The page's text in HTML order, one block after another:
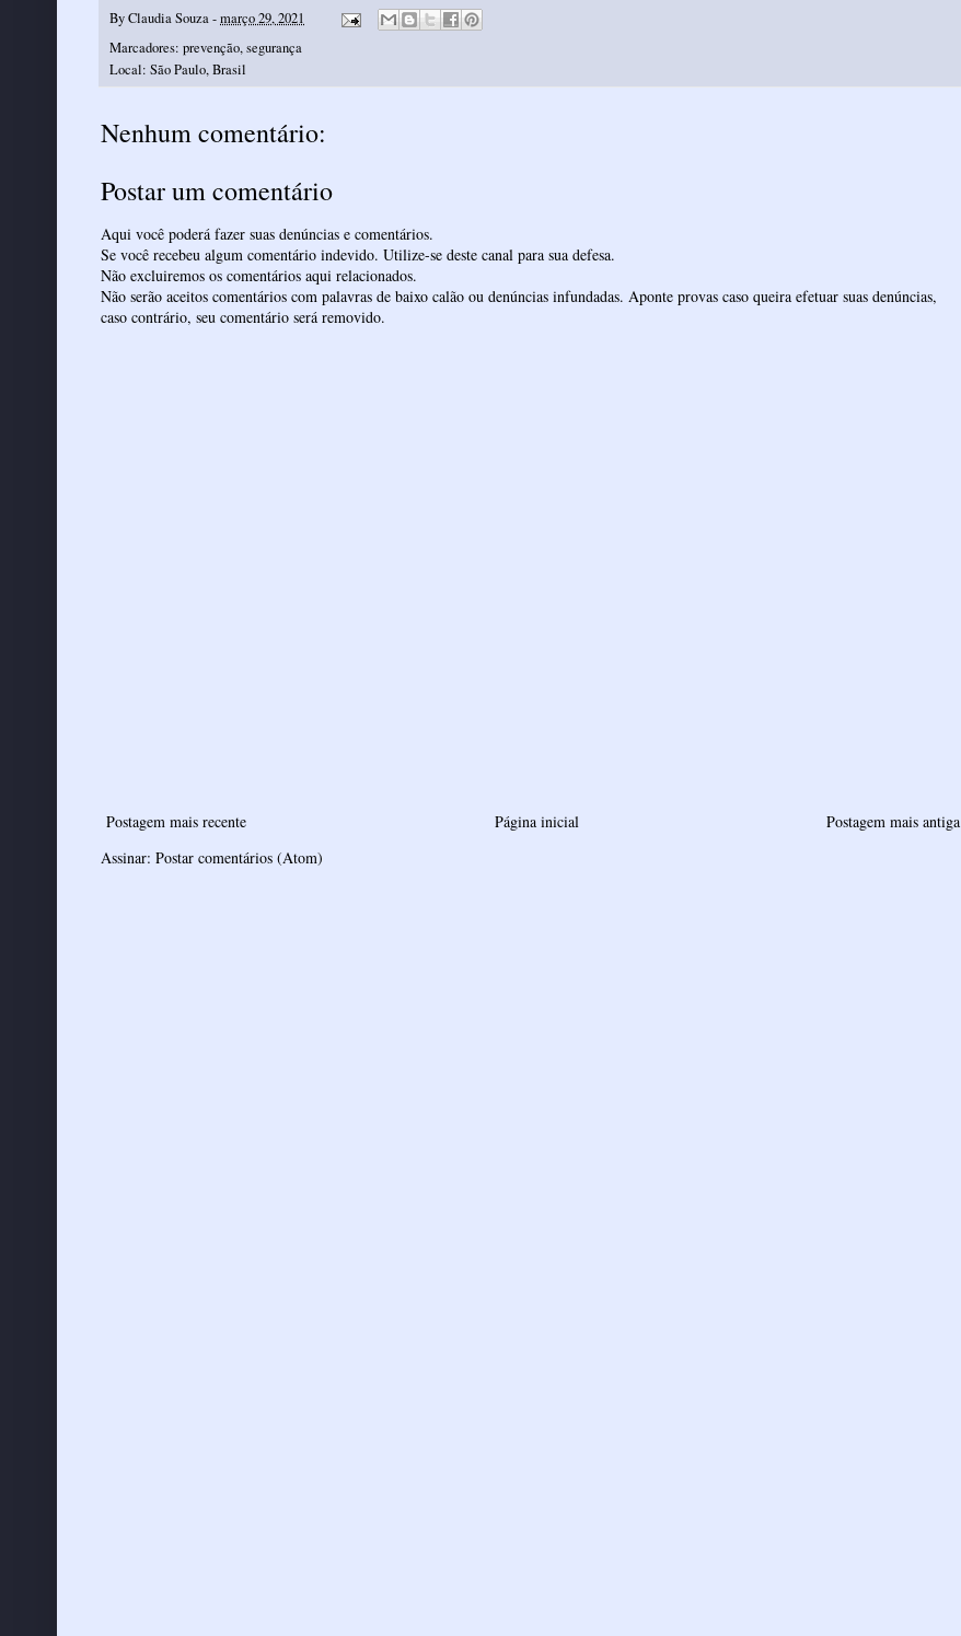
ByClaudia Souza-março 29, 2021
Marcadores: prevenção,segurança
Local: São Paulo, Brasil
Nenhum comentário:
Postar um comentário
Aqui você poderá fazer suas denúncias e comentários.
Se você recebeu algum comentário indevido. Utilize-se deste canal para sua defesa.
Não excluiremos os comentários aqui relacionados.
Não serão aceitos comentários com palavras de baixo calão ou denúncias infundadas. Aponte provas caso queira efetuar suas denúncias,
caso contrário, seu comentário será removido.
Postagem mais recente Postagem mais antiga
Página inicial
Assinar: Postar comentários (Atom)